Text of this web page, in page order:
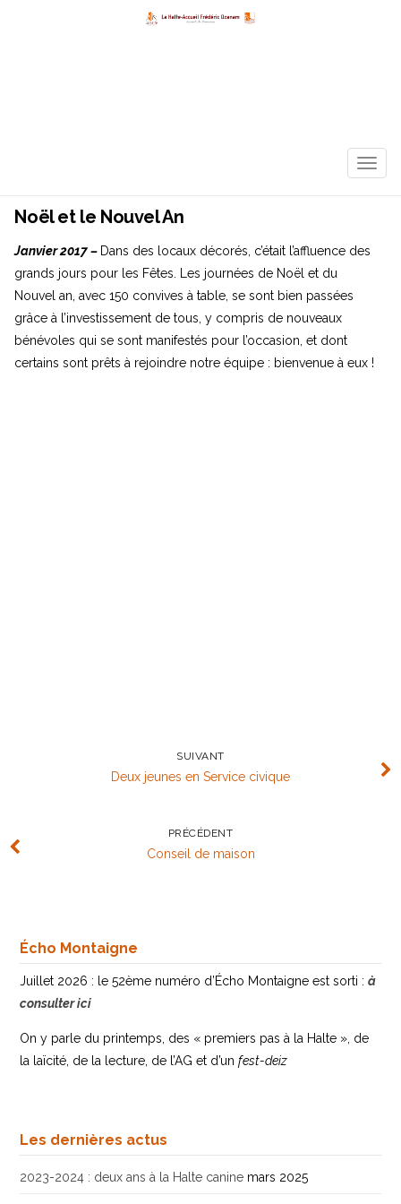
Noël et le Nouvel An
Janvier 2017 – Dans des locaux décorés, c’était l’affluence des
grands jours pour les Fêtes. Les journées de Noël et du
Nouvel an, avec 150 convives à table, se sont bien passées
grâce à l’investissement de tous, y compris de nouveaux
bénévoles qui se sont manifestés pour l’occasion, et dont
certains sont prêts à rejoindre notre équipe : bienvenue à eux !
SUIVANT
Deux jeunes en Service civique
PRÉCÉDENT
Conseil de maison
Écho Montaigne
Juillet 2026 : le 52ème numéro d’Écho Montaigne est sorti :à
consulter ici
On y parle du printemps, des « premiers pas à la Halte », de
la laïcité, de la lecture, de l’AG et d’unfest-deiz
Les dernières actus
2023-2024 : deux ans à la Halte canine mars 2025